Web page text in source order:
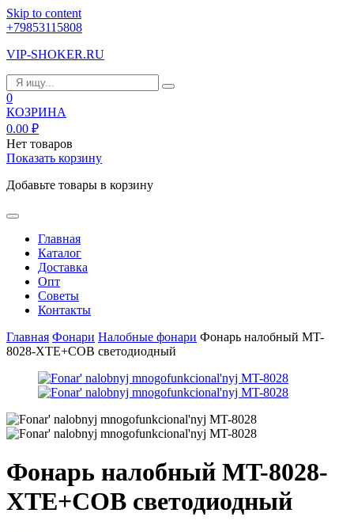
Skip to content
+79853115808
VIP-SHOKER.RU
0
КОЗРИНА
0.00 ₽
Нет товаров
Показать корзину
Добавьте товары в корзину
Главная
Каталог
Доставка
Опт
Советы
Контакты
Главная Фонари Налобные фонари Фонарь налобный MT-
8028-XTE+COB светодиодный
Фонарь налобный MT-8028-
XTE+COB светодиодный